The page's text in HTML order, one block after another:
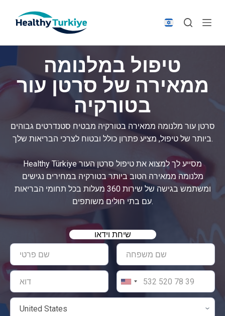
p
c
t
e
טיפול במלנומה
ממאירה של סרטן עור
בטורקיה
סרטן עור מלנומה ממאירה בטורקיה מבטיח סטנדרטים גבוהים
ביותר של טיפול, מציע פתרון כולל ובטוח לצרכי הבריאות שלך.
Healthy Türkiye מסייע לך למצוא את טיפול סרטן העור
מלנומה ממאירה הטוב ביותר בטורקיה במחירים נגישים
ומשתמש בגישה של שירות 360 מעלות בכל תחומי הבריאות
עם בתי חולים משותפים.
שיחת וידאו